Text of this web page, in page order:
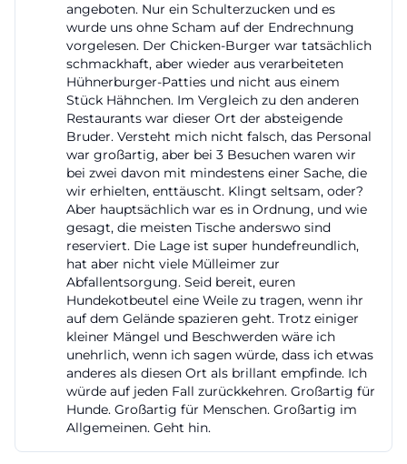
utm_source=openai))
Reiten, Golf und Sportangebote rund um Chieming
Ein zweites großes Themenfeld der Suchanfragen
ist der Sportbereich, vor allem Reiten und Golf. Gut
Ising beschreibt sich selbst als einen Ort mit sehr
breitem Freizeitangebot, zu dem Reiten, Golf,
Tennis sowie Wander- und Radwege gehören. Die
Reitanlage ist ganzjährig geöffnet, lediglich am
Sonntagnachmittag und montags ganztägig
geschlossen. Es gibt eine große Auswahl an
Schulpferden und Ponys, dazu Gastpferdeboxen
und die Möglichkeit, Reitstunden und Kurse zu
buchen. In den offiziellen Mitteilungen und
Turnierhinweisen ist außerdem von hochklassigen
Reitturnieren, Kursen und Veranstaltungen mit
prominenten Reitsportlern die Rede. Das ist nicht
nur ein schönes Zusatzargument, sondern ein
wichtiger SEO-Faktor, weil viele Nutzer konkret
angeboten. Nur ein Schulterzucken und es
wurde uns ohne Scham auf der Endrechnung
vorgelesen. Der Chicken-Burger war tatsächlich
schmackhaft, aber wieder aus verarbeiteten
Hühnerburger-Patties und nicht aus einem
Stück Hähnchen. Im Vergleich zu den anderen
Restaurants war dieser Ort der absteigende
Bruder. Versteht mich nicht falsch, das Personal
war großartig, aber bei 3 Besuchen waren wir
bei zwei davon mit mindestens einer Sache, die
wir erhielten, enttäuscht. Klingt seltsam, oder?
Aber hauptsächlich war es in Ordnung, und wie
gesagt, die meisten Tische anderswo sind
reserviert. Die Lage ist super hundefreundlich,
hat aber nicht viele Mülleimer zur
Abfallentsorgung. Seid bereit, euren
Hundekotbeutel eine Weile zu tragen, wenn ihr
auf dem Gelände spazieren geht. Trotz einiger
kleiner Mängel und Beschwerden wäre ich
unehrlich, wenn ich sagen würde, dass ich etwas
anderes als diesen Ort als brillant empfinde. Ich
würde auf jeden Fall zurückkehren. Großartig für
Hunde. Großartig für Menschen. Großartig im
Allgemeinen. Geht hin.